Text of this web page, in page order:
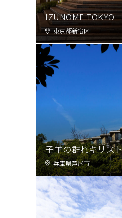
IZUNOME TOKYO
東京都新宿区
子羊の群れキリス
兵庫県芦屋市